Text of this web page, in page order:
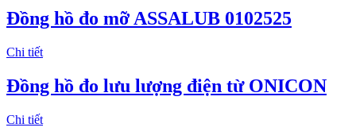
Đồng hồ đo mỡ ASSALUB 0102525
Chi tiết
Đồng hồ đo lưu lượng điện từ ONICON
Chi tiết